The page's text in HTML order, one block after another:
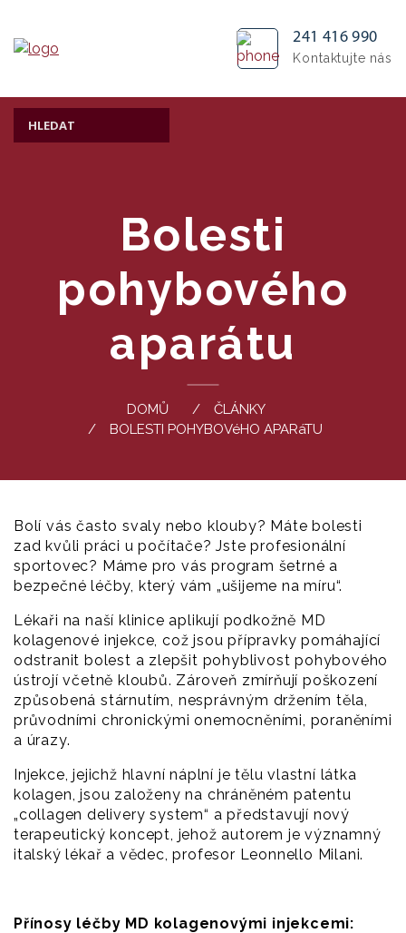
241 416 990
Kontaktujte nás
Bolesti
pohybového
aparátu
DOMŮ
ČLÁNKY
BOLESTI POHYBOVéHO APARáTU
Bolí vás často svaly nebo klouby? Máte bolesti
zad kvůli práci u počítače? Jste profesionální
sportovec? Máme pro vás program šetrné a
bezpečné léčby, který vám „ušijeme na míru“.
Lékaři na naší klinice aplikují podkožně MD
kolagenové injekce, což jsou přípravky pomáhající
odstranit bolest a zlepšit pohyblivost pohybového
ústrojí včetně kloubů. Zároveň zmírňují poškození
způsobená stárnutím, nesprávným držením těla,
průvodními chronickými onemocněními, poraněními
a úrazy.
Injekce, jejichž hlavní náplní je tělu vlastní látka
kolagen, jsou založeny na chráněném patentu
„collagen delivery system“ a představují nový
terapeutický koncept, jehož autorem je významný
italský lékař a vědec, profesor Leonnello Milani.
Přínosy léčby MD kolagenovými injekcemi: